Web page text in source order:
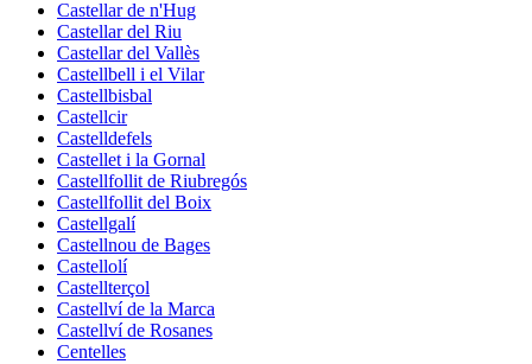
Castellar de n'Hug
Castellar del Riu
Castellar del Vallès
Castellbell i el Vilar
Castellbisbal
Castellcir
Castelldefels
Castellet i la Gornal
Castellfollit de Riubregós
Castellfollit del Boix
Castellgalí
Castellnou de Bages
Castellolí
Castellterçol
Castellví de la Marca
Castellví de Rosanes
Centelles